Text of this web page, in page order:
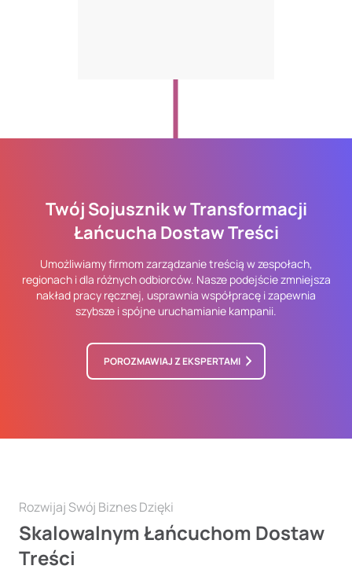
Twój Sojusznik w Transformacji
Łańcucha Dostaw Treści
Umożliwiamy firmom zarządzanie treścią w zespołach,
regionach i dla różnych odbiorców. Nasze podejście zmniejsza
nakład pracy ręcznej, usprawnia współpracę i zapewnia
szybsze i spójne uruchamianie kampanii.
POROZMAWIAJ Z EKSPERTAMI
Rozwijaj Swój Biznes Dzięki
Skalowalnym Łańcuchom Dostaw
Treści